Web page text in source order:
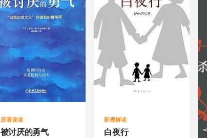
原著速读
被讨厌的勇气
影视解读
白夜行